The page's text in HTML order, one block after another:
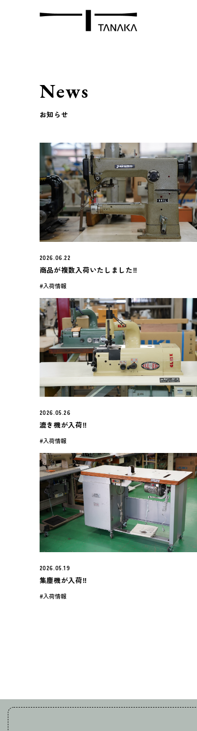
News
お知らせ
2026.06.22
商品が複数入荷いたしました‼️
入荷情報
2026.05.26
漉き機が入荷‼️
入荷情報
2026.05.19
集塵機が入荷‼️
入荷情報